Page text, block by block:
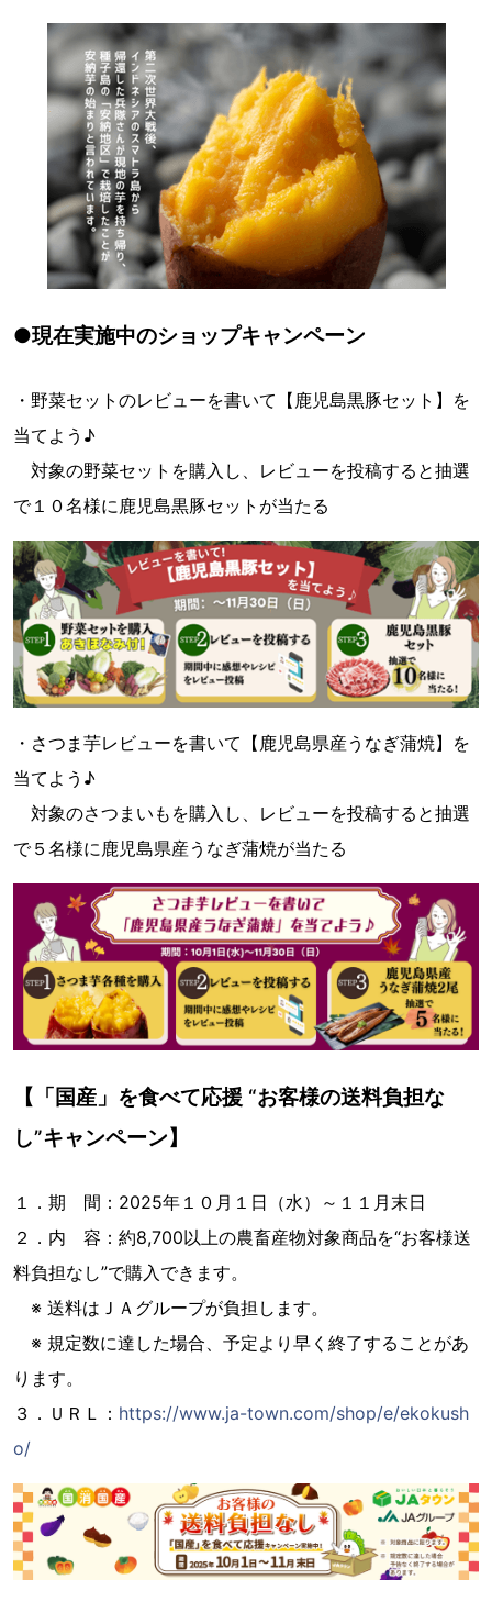
●現在実施中のショップキャンペーン
・野菜セットのレビューを書いて【鹿児島黒豚セット】を
当てよう♪
対象の野菜セットを購入し、レビューを投稿すると抽選
で１０名様に鹿児島黒豚セットが当たる
・さつま芋レビューを書いて【鹿児島県産うなぎ蒲焼】を
当てよう♪
対象のさつまいもを購入し、レビューを投稿すると抽選
で５名様に鹿児島県産うなぎ蒲焼が当たる
【「国産」を食べて応援 “お客様の送料負担な
し”キャンペーン】
１．期 間：2025年１０月１日（水）～１１月末日
２．内 容：約8,700以上の農畜産物対象商品を“お客様送
料負担なし”で購入できます。
※ 送料はＪＡグループが負担します。
※ 規定数に達した場合、予定より早く終了することがあ
ります。
３．ＵＲＬ： https://www.ja-town.com/shop/e/ekokush
o/